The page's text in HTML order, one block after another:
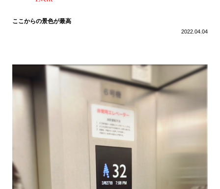
ここからの景色が最高
2022.04.04